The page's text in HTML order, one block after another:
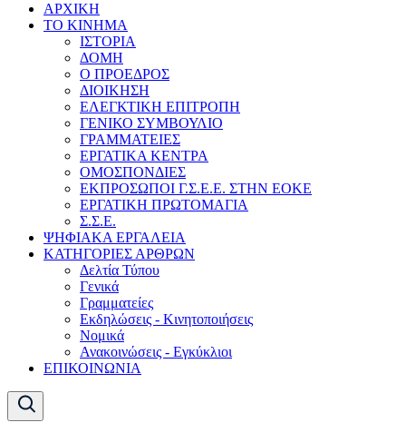
ΑΡΧΙΚΗ
ΤΟ ΚΙΝΗΜΑ
ΙΣΤΟΡΙΑ
ΔΟΜΗ
Ο ΠΡΟΕΔΡΟΣ
ΔΙΟΙΚΗΣΗ
ΕΛΕΓΚΤΙΚΗ ΕΠΙΤΡΟΠΗ
ΓΕΝΙΚΟ ΣΥΜΒΟΥΛΙΟ
ΓΡΑΜΜΑΤΕΙΕΣ
ΕΡΓΑΤΙΚΑ ΚΕΝΤΡΑ
ΟΜΟΣΠΟΝΔΙΕΣ
ΕΚΠΡΟΣΩΠΟΙ Γ.Σ.Ε.Ε. ΣΤΗΝ ΕΟΚΕ
ΕΡΓΑΤΙΚΗ ΠΡΩΤΟΜΑΓΙΑ
Σ.Σ.Ε.
ΨΗΦΙΑΚΑ ΕΡΓΑΛΕΙΑ
ΚΑΤΗΓΟΡΙΕΣ ΑΡΘΡΩΝ
Δελτία Τύπου
Γενικά
Γραμματείες
Εκδηλώσεις - Κινητοποιήσεις
Νομικά
Ανακοινώσεις - Εγκύκλιοι
ΕΠΙΚΟΙΝΩΝΙΑ